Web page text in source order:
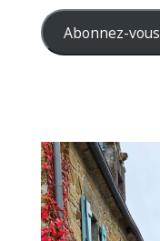
mail Abonnez-vous